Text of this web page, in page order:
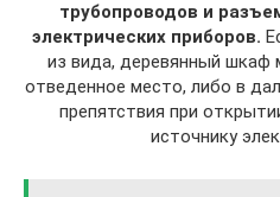
трубопроводов и
электрических приборов.
из вида, деревянный шкаф
отведенное место, либо в
препятствия при
источнику